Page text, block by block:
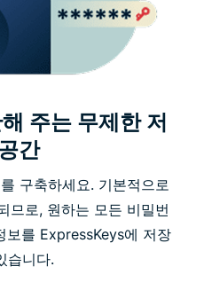
주는 무제한 저
간
구축하세요. 기본적으로
므로, 원하는 모든 비밀번
보를 ExpressKeys에 저장
습니다.